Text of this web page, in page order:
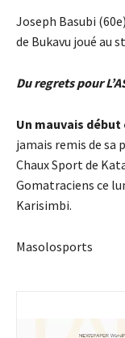
Joseph Basubi
de Bukavu joué au
Du regrets pour
Un mauvais
jamais remis de sa
Chaux Sport de
Gomatraciens ce
Karisimbi.
Masolosports